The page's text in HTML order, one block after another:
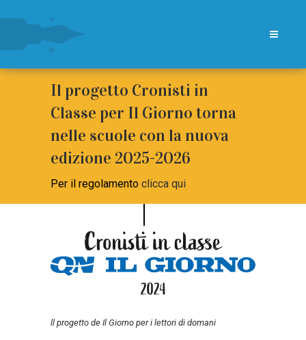
Il progetto Cronisti in
Classe per Il Giorno torna
nelle scuole con la nuova
edizione 2025-2026
Per il regolamento clicca qui
ll progetto de Il Giorno per i lettori di domani